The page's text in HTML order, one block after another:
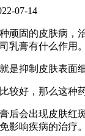
07-14
顽固的皮肤病，
乳膏有什么作用。
是抑制皮肤表面
较好，那么这种
后会出现皮肤
影响疾病的治疗。